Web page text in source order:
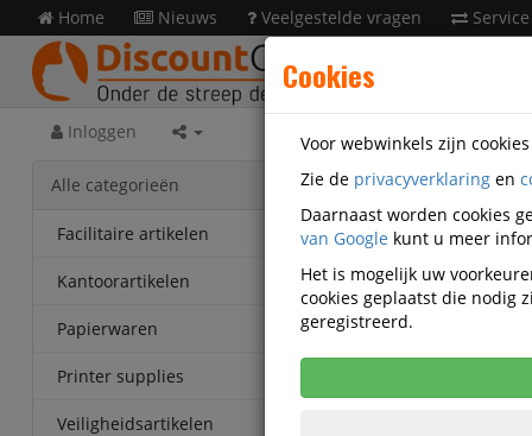
Home Nieuws Veelgestelde vragen
Inloggen
Alle categorieën
Facilitaire artikelen
Kantoorartikelen
Papierwaren
Printer supplies
Veiligheidsartikelen
Cookies
Voor webwinkels zijn
Zie de privacyverklaring en
Daarnaast worden cookies
van Google kunt u meer
Het is mogelijk uw
cookies geplaatst die nodig
geregistreerd.